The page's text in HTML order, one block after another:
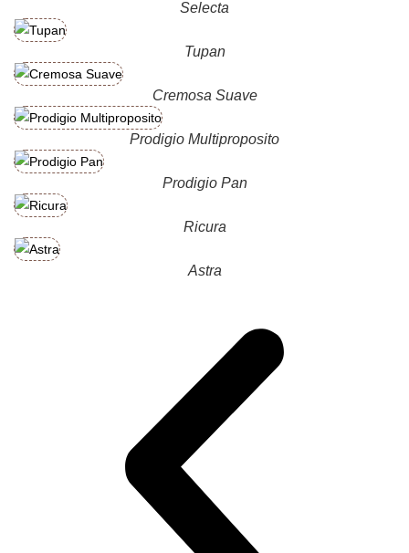
Selecta
Tupan
Cremosa Suave
Prodigio Multiproposito
Prodigio Pan
Ricura
Astra